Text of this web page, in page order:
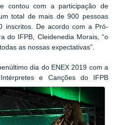
e contou com a participação de
total de mais de 900 pessoas
inscritos. De acordo com a Pró-
do IFPB, Cleidenedia Morais, “o
as nossas expectativas”.
dia do ENEX 2019 com a
Intérpretes e Canções do IFPB